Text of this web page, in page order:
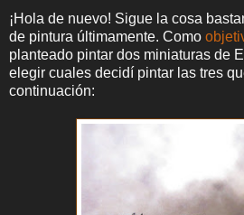
¡Hola de nuevo! Sigue la cosa
de pintura últimamente. Como
planteado pintar dos miniaturas de
elegir cuales decidí pintar las tres
continuación: